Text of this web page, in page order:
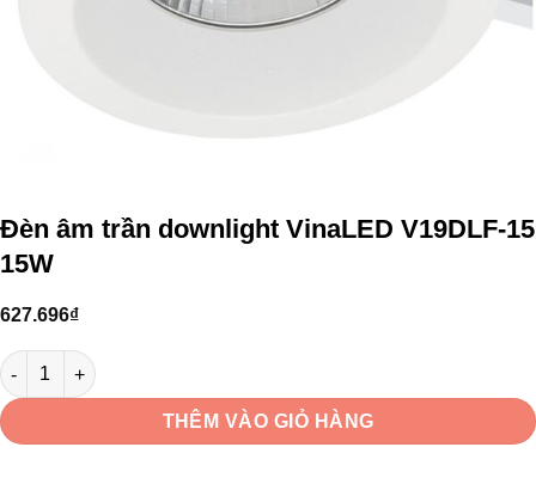
Đèn âm trần downlight VinaLED V19DLF-15
15W
627.696₫
Đèn âm trần downlight VinaLED V19DLF-15 15W số lượng
THÊM VÀO GIỎ HÀNG